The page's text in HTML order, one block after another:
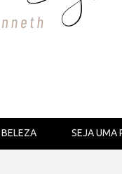
BELEZA SEJA UMA